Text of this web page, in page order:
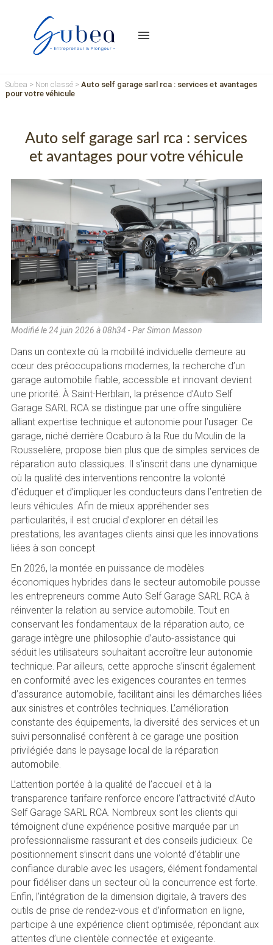
menu
Subea > Non classé> Auto self garage sarl rca : services et avantages
pour votre véhicule
Auto self garage sarl rca : services
et avantages pour votre véhicule
Modifié le24 juin 2026 à 08h34 - Par Simon Masson
Dans un contexte où la mobilité individuelle demeure au
cœur des préoccupations modernes, la recherche d’un
garage automobile fiable, accessible et innovant devient
une priorité. À Saint-Herblain, la présence d’Auto Self
Garage SARL RCA se distingue par une offre singulière
alliant expertise technique et autonomie pour l’usager. Ce
garage, niché derrière Ocaburo à la Rue du Moulin de la
Rousselière, propose bien plus que de simples services de
réparation auto classiques. Il s’inscrit dans une dynamique
où la qualité des interventions rencontre la volonté
d’éduquer et d’impliquer les conducteurs dans l’entretien de
leurs véhicules. Afin de mieux appréhender ses
particularités, il est crucial d’explorer en détail les
prestations, les avantages clients ainsi que les innovations
liées à son concept.
En 2026, la montée en puissance de modèles
économiques hybrides dans le secteur automobile pousse
les entrepreneurs comme Auto Self Garage SARL RCA à
réinventer la relation au service automobile. Tout en
conservant les fondamentaux de la réparation auto, ce
garage intègre une philosophie d’auto-assistance qui
séduit les utilisateurs souhaitant accroître leur autonomie
technique. Par ailleurs, cette approche s’inscrit également
en conformité avec les exigences courantes en termes
d’assurance automobile, facilitant ainsi les démarches liées
aux sinistres et contrôles techniques. L’amélioration
constante des équipements, la diversité des services et un
suivi personnalisé confèrent à ce garage une position
privilégiée dans le paysage local de la réparation
automobile.
L’attention portée à la qualité de l’accueil et à la
transparence tarifaire renforce encore l’attractivité d’Auto
Self Garage SARL RCA. Nombreux sont les clients qui
témoignent d’une expérience positive marquée par un
professionnalisme rassurant et des conseils judicieux. Ce
positionnement s’inscrit dans une volonté d’établir une
confiance durable avec les usagers, élément fondamental
pour fidéliser dans un secteur où la concurrence est forte.
Enfin, l’intégration de la dimension digitale, à travers des
outils de prise de rendez-vous et d’information en ligne,
participe à une expérience client optimisée, répondant aux
attentes d’une clientèle connectée et exigeante.